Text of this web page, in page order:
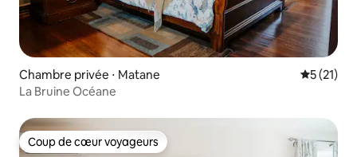
Chambre privée ⋅ Matane
5 (21)
La Bruine Océane
Coup de cœur voyageurs
Coup de cœur voyageurs